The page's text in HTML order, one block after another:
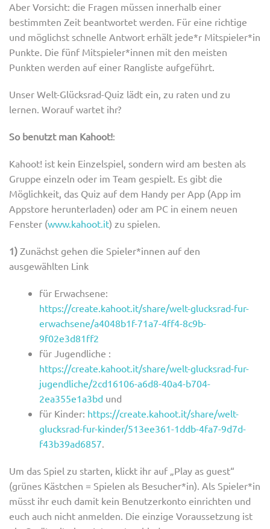
Aber Vorsicht: die Fragen müssen innerhalb einer
bestimmten Zeit beantwortet werden. Für eine richtige
und möglichst schnelle Antwort erhält jede*r Mitspieler*in
Punkte. Die fünf Mitspieler*innen mit den meisten
Punkten werden auf einer Rangliste aufgeführt.
Unser Welt-Glücksrad-Quiz lädt ein, zu raten und zu
lernen. Worauf wartet ihr?
So benutzt man Kahoot!:
Kahoot! ist kein Einzelspiel, sondern wird am besten als
Gruppe einzeln oder im Team gespielt. Es gibt die
Möglichkeit, das Quiz auf dem Handy per App (App im
Appstore herunterladen) oder am PC in einem neuen
Fenster (www.kahoot.it) zu spielen.
1) Zunächst gehen die Spieler*innen auf den
ausgewählten Link
für Erwachsene:
https://create.kahoot.it/share/welt-glucksrad-fur-
erwachsene/a4048b1f-71a7-4ff4-8c9b-
9f02e3d81ff2
für Jugendliche :
https://create.kahoot.it/share/welt-glucksrad-fur-
jugendliche/2cd16106-a6d8-40a4-b704-
2ea355e1a3bd und
für Kinder: https://create.kahoot.it/share/welt-
glucksrad-fur-kinder/513ee361-1ddb-4fa7-9d7d-
f43b39ad6857.
Um das Spiel zu starten, klickt ihr auf „Play as guest“
(grünes Kästchen = Spielen als Besucher*in). Als Spieler*in
müsst ihr euch damit kein Benutzerkonto einrichten und
euch auch nicht anmelden. Die einzige Voraussetzung ist